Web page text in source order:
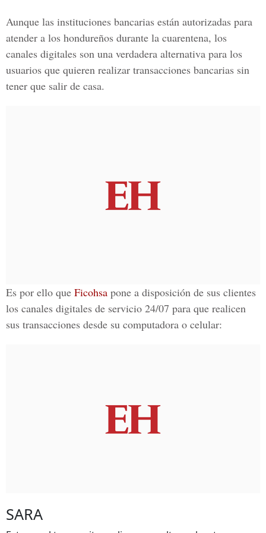
Aunque las instituciones bancarias están autorizadas para
atender a los hondureños durante la cuarentena, los
canales digitales son una verdadera alternativa para los
usuarios que quieren realizar transacciones bancarias sin
tener que salir de casa.
Es por ello que Ficohsa pone a disposición de sus clientes
los canales digitales de servicio 24/07 para que realicen
sus transacciones desde su computadora o celular:
SARA